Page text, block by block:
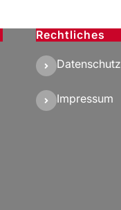
Rechtliches
Datenschutz
Impressum